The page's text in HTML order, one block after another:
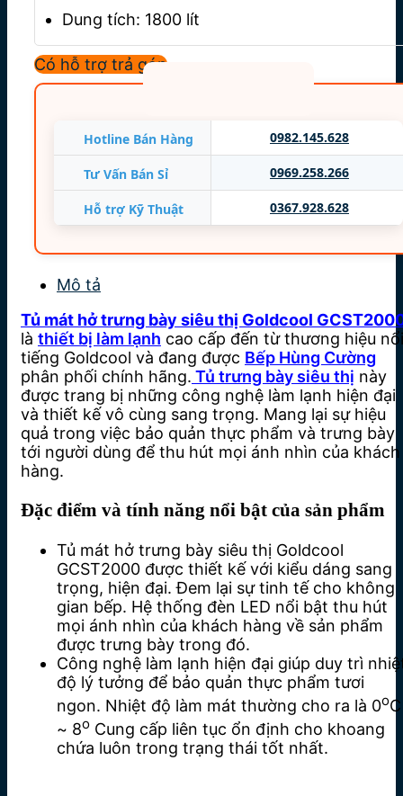
Dung tích: 1800 lít
Tiết Kiệm 50% Điện Năng
Dàn lạnh: ống đồng
Công suất: 1800W
Xuất xứ: Thái Lan
Có hỗ trợ trả góp
Hotline Bán Hàng 0982.145.628
Tư Vấn Bán Sỉ 0969.258.266
Hỗ trợ Kỹ Thuật 0367.928.628
Mô tả
Tủ mát hở trưng bày siêu thị Goldcool
là thiết bị làm lạnh cao cấp đến từ thương hiệu nổi
tiếng Goldcool và đang được Bếp Hùng Cường
phân phối chính hãng. Tủ trưng bày siêu thị này
được trang bị những công nghệ làm lạnh hiện đại
và thiết kế vô cùng sang trọng. Mang lại sự hiệu
quả trong việc bảo quản thực phẩm và trưng bày
tới người dùng để thu hút mọi ánh nhìn của khách
hàng.
Đặc điểm và tính năng nổi bật của sản phẩm
Tủ mát hở trưng bày siêu thị Goldcool
GCST2000 được thiết kế với kiểu dáng sang
trọng, hiện đại. Đem lại sự tinh tế cho không
gian bếp. Hệ thống đèn LED nổi bật thu hút
mọi ánh nhìn của khách hàng về sản phẩm
được trưng bày trong đó.
Công nghệ làm lạnh hiện đại giúp duy trì
độ lý tưởng để bảo quản thực phẩm tươi
ngon. Nhiệt độ làm mát thường cho ra là 0oC
~ 8o Cung cấp liên tục ổn định cho khoang
chứa luôn trong trạng thái tốt nhất.